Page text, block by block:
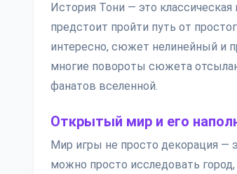
История Тони — это
предстоит пройти путь от
интересно, сюжет нелинейный и
многие повороты сюжета
фанатов вселенной.
Открытый мир и его
Мир игры не просто декорация —
можно просто исследовать